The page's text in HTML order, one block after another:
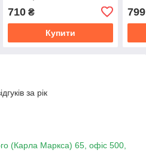
X704F, Tab P10 TB-X705
(оригінал Китай 7000
mAh)
710₴
Купити
3rd
799
за рік
(Карла Маркса) 65, офіс 500,